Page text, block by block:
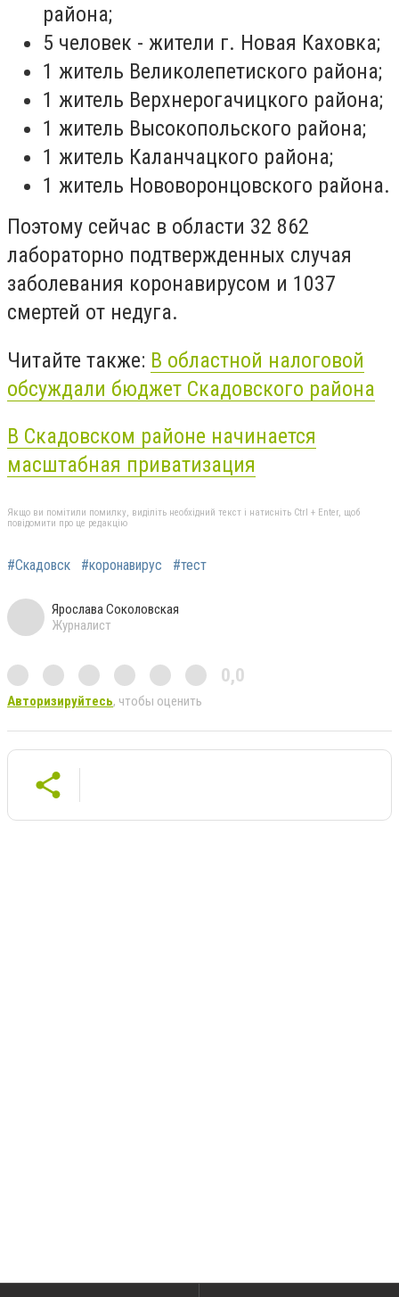
района;
5 человек - жители г. Новая Каховка;
1 житель Великолепетиского района;
1 житель Верхнерогачицкого района;
1 житель Высокопольского района;
1 житель Каланчацкого района;
1 житель Нововоронцовского района.
Поэтому сейчас в области 32 862
лабораторно подтвержденных случая
заболевания коронавирусом и 1037
смертей от недуга.
Читайте также: В областной налоговой
обсуждали бюджет Скадовского района
В Скадовском районе начинается
масштабная приватизация
Якщо ви помітили помилку, виділіть необхідний текст і натисніть Ctrl + Enter, щоб
повідомити про це редакцію
#Скадовск #коронавирус #тест
Ярослава Соколовская
Журналист
0,0
Авторизируйтесь, чтобы оценить